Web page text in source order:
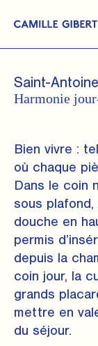
the
Saint-Antoine
Harmonie
Bien vivre :
où chaque
Dans le coin
sous
douche en
permis
depuis la
coin jour, la
grands
mettre en
du séjour.